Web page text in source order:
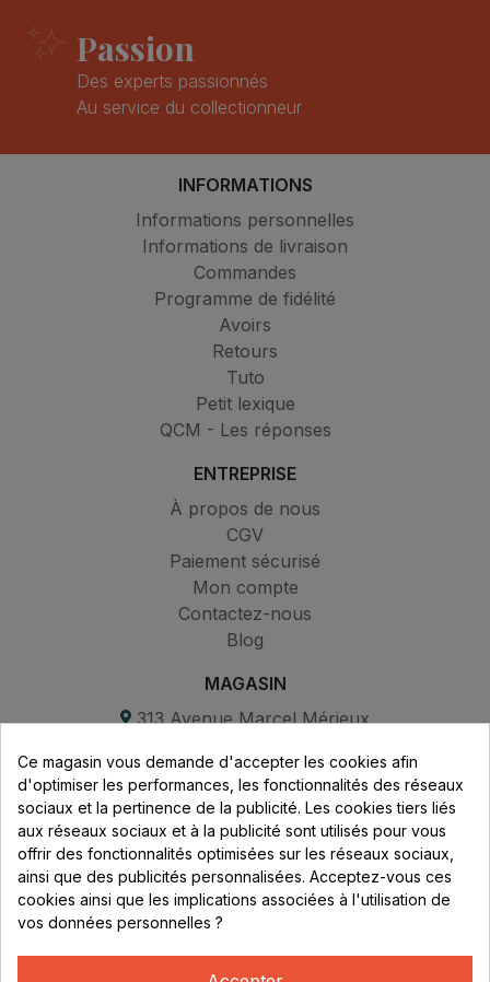
Passion
Des experts passionnés
Au service du collectionneur
INFORMATIONS
Informations personnelles
Informations de livraison
Commandes
Programme de fidélité
Avoirs
Retours
Tuto
Petit lexique
QCM - Les réponses
ENTREPRISE
À propos de nous
CGV
Paiement sécurisé
Mon compte
Contactez-nous
Blog
MAGASIN
313 Avenue Marcel Mérieux
69530 Brignais
Lundi au vendredi :
8h - 16h
uniquement sur Rendez-vous
CONTACT
04 78 37 00 68
Ce magasin vous demande d'accepter les cookies afin
d'optimiser les performances, les fonctionnalités des réseaux
sociaux et la pertinence de la publicité. Les cookies tiers liés
aux réseaux sociaux et à la publicité sont utilisés pour vous
offrir des fonctionnalités optimisées sur les réseaux sociaux,
ainsi que des publicités personnalisées. Acceptez-vous ces
cookies ainsi que les implications associées à l'utilisation de
vos données personnelles ?